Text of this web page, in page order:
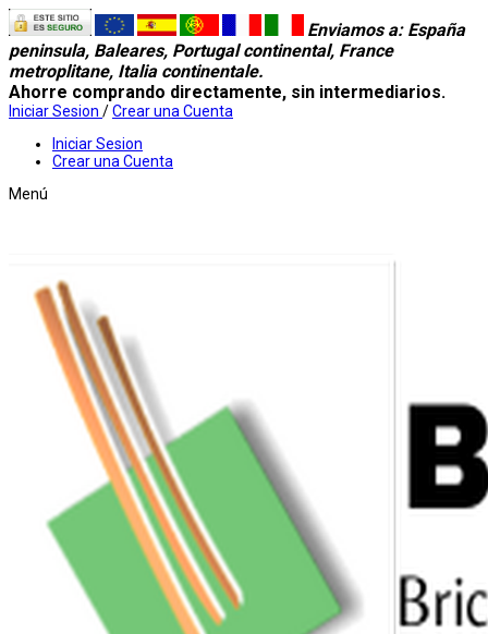
Enviamos a: España
peninsula, Baleares, Portugal continental, France
metroplitane, Italia continentale.
Ahorre comprando directamente, sin intermediarios.
Iniciar Sesion /Crear una Cuenta
Iniciar Sesion
Crear una Cuenta
Menú